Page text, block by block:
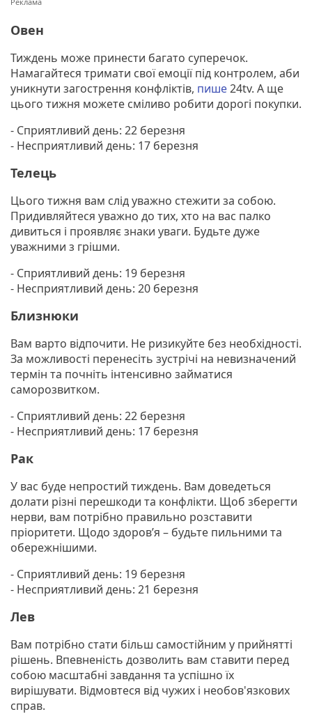
Овен
Тиждень може принести багато суперечок.
Намагайтеся тримати свої емоції під контролем, аби
уникнути загострення конфліктів, пише24tv. А ще
цього тижня можете сміливо робити дорогі покупки.
- Сприятливий день: 22 березня
- Несприятливий день: 17 березня
Телець
Цього тижня вам слід уважно стежити за собою.
Придивляйтеся уважно до тих, хто на вас палко
дивиться і проявляє знаки уваги. Будьте дуже
уважними з грішми.
- Сприятливий день: 19 березня
- Несприятливий день: 20 березня
Близнюки
Вам варто відпочити. Не ризикуйте без необхідності.
За можливості перенесіть зустрічі на невизначений
термін та почніть інтенсивно займатися
саморозвитком.
- Сприятливий день: 22 березня
- Несприятливий день: 17 березня
Рак
У вас буде непростий тиждень. Вам доведеться
долати різні перешкоди та конфлікти. Щоб зберегти
нерви, вам потрібно правильно розставити
пріоритети. Щодо здоров’я – будьте пильними та
обережнішими.
- Сприятливий день: 19 березня
- Несприятливий день: 21 березня
Лев
Вам потрібно стати більш самостійним у прийнятті
рішень. Впевненість дозволить вам ставити перед
собою масштабні завдання та успішно їх
вирішувати. Відмовтеся від чужих і необов'язкових
справ.